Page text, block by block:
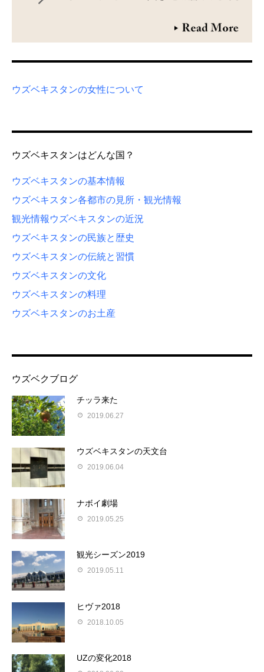
ウズベキスタンの女性について
ウズベキスタンはどんな国？
ウズベキスタンの基本情報
ウズベキスタン各都市の見所・観光情報
観光情報 ウズベキスタンの近況
ウズベキスタンの民族と歴史
ウズベキスタンの伝統と習慣
ウズベキスタンの文化
ウズベキスタンの料理
ウズベキスタンのお土産
ウズベクブログ
チッラ来た
2019.06.27
ウズベキスタンの天文台
2019.06.04
ナボイ劇場
2019.05.25
観光シーズン2019
2019.05.11
ヒヴァ2018
2018.10.05
UZの変化2018